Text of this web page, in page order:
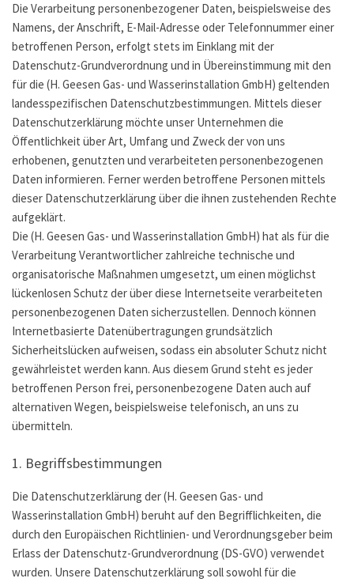
Die Verarbeitung personenbezogener Daten, beispielsweise des
Namens, der Anschrift, E-Mail-Adresse oder Telefonnummer einer
betroffenen Person, erfolgt stets im Einklang mit der
Datenschutz-Grundverordnung und in Übereinstimmung mit den
für die (H. Geesen Gas- und Wasserinstallation GmbH) geltenden
landesspezifischen Datenschutzbestimmungen. Mittels dieser
Datenschutzerklärung möchte unser Unternehmen die
Öffentlichkeit über Art, Umfang und Zweck der von uns
erhobenen, genutzten und verarbeiteten personenbezogenen
Daten informieren. Ferner werden betroffene Personen mittels
dieser Datenschutzerklärung über die ihnen zustehenden Rechte
aufgeklärt.
Die (H. Geesen Gas- und Wasserinstallation GmbH) hat als für die
Verarbeitung Verantwortlicher zahlreiche technische und
organisatorische Maßnahmen umgesetzt, um einen möglichst
lückenlosen Schutz der über diese Internetseite verarbeiteten
personenbezogenen Daten sicherzustellen. Dennoch können
Internetbasierte Datenübertragungen grundsätzlich
Sicherheitslücken aufweisen, sodass ein absoluter Schutz nicht
gewährleistet werden kann. Aus diesem Grund steht es jeder
betroffenen Person frei, personenbezogene Daten auch auf
alternativen Wegen, beispielsweise telefonisch, an uns zu
übermitteln.
1. Begriffsbestimmungen
Die Datenschutzerklärung der (H. Geesen Gas- und
Wasserinstallation GmbH) beruht auf den Begrifflichkeiten, die
durch den Europäischen Richtlinien- und Verordnungsgeber beim
Erlass der Datenschutz-Grundverordnung (DS-GVO) verwendet
wurden. Unsere Datenschutzerklärung soll sowohl für die